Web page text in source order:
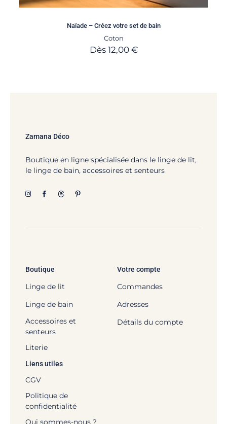
Naïade – Créez votre set de bain
Coton
Dès 12,00 €
Zamana Déco
Boutique en ligne spécialisée dans le linge de lit,
le linge de bain, accessoires et senteurs
Boutique
Linge de lit
Linge de bain
Accessoires et
senteurs
Literie
Votre compte
Commandes
Adresses
Détails du compte
Liens utiles
CGV
Politique de
confidentialité
Qui sommes-nous ?